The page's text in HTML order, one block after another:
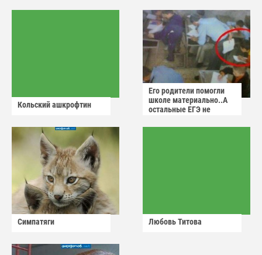
Кольский ашкрофтин
Его родители помогли
школе материально..А
остальные ЕГЭ не
Симпатяги Любовь Титова